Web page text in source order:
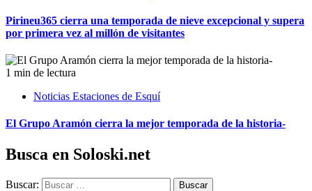
Pirineu365 cierra una temporada de nieve excepcional y supera
por primera vez al millón de visitantes
1 min de lectura
Noticias Estaciones de Esquí
El Grupo Aramón cierra la mejor temporada de la historia-
Busca en Soloski.net
Buscar: